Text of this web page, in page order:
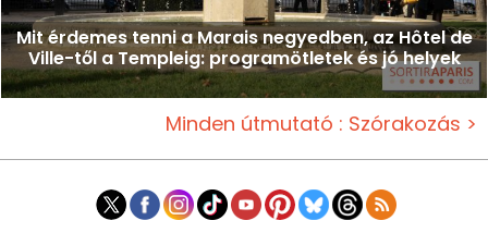
Mit érdemes tenni a Marais negyedben, az Hôtel de
Ville-től a Templeig: programötletek és jó helyek
Minden útmutató : Szórakozás >